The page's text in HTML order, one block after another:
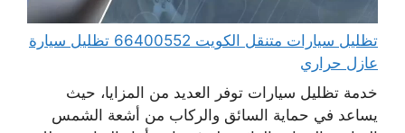
تظليل سيارات متنقل الكويت 66400552 تظليل سيارة
عازل حراري
خدمة تظليل سيارات توفر العديد من المزايا، حيث
يساعد في حماية السائق والركاب من أشعة الشمس